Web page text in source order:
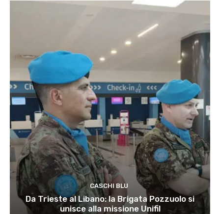
CASCHI BLU
Da Trieste al Libano: la Brigata Pozzuolo si
unisce alla missione Unifil